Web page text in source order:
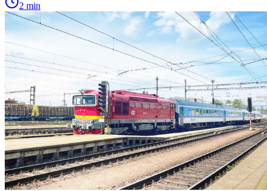
2 min